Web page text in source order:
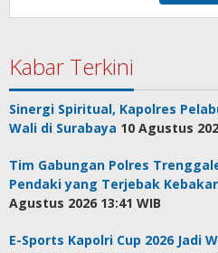
Kabar Terkini
Sinergi Spiritual, Kapolres
Wali di Surabaya 10 Agustus
Tim Gabungan Polres
Pendaki yang Terjebak
Agustus 2026 13:41 WIB
E-Sports Kapolri Cup 2026 Jadi